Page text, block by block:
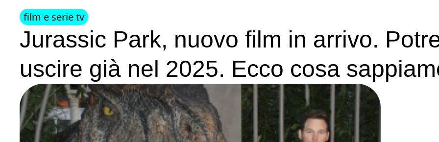
film e serie tv
Jurassic Park, nuovo film in arrivo.
uscire già nel 2025. Ecco cosa